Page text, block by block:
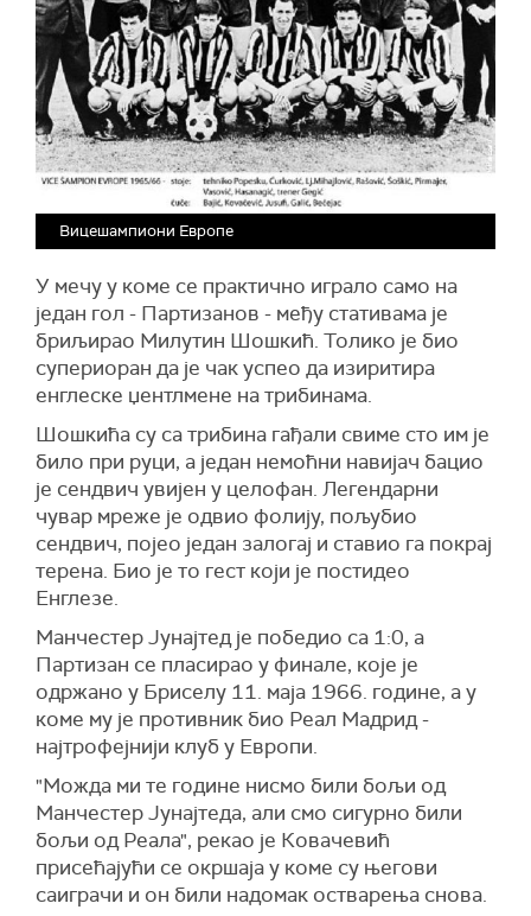
Вицешампиони Европе
У мечу у коме се практично играло само на
један гол - Партизанов - међу стативама је
бриљирао Милутин Шошкић. Толико је био
супериоран да је чак успео да изиритира
енглеске џентлмене на трибинама.
Шошкића су са трибина гађали свиме сто им је
било при руци, а један немоћни навијач бацио
је сендвич увијен у целофан. Легендарни
чувар мреже је одвио фолију, пољубио
сендвич, појео један залогај и ставио га покрај
терена. Био је то гест који је постидео
Енглезе.
Манчестер Јунајтед је победио са 1:0, а
Партизан се пласирао у финале, које је
одржано у Бриселу 11. маја 1966. године, а у
коме му је противник био Реал Мадрид -
најтрофејнији клуб у Европи.
"Можда ми те године нисмо били бољи од
Манчестер Јунајтеда, али смо сигурно били
бољи од Реала", рекао је Ковачевић
присећајући се окршаја у коме су његови
саиграчи и он били надомак остварења снова.